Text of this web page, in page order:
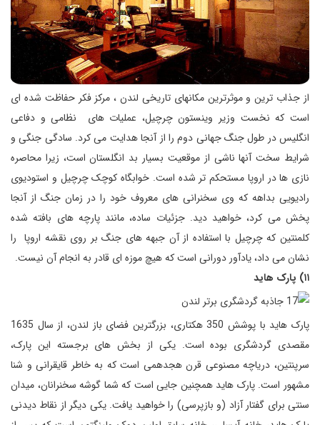
از جذاب ترین و موثرترین مکانهای تاریخی لندن ، مرکز فکر حفاظت شده ای
است که نخست وزیر وینستون چرچیل، عملیات های نظامی و دفاعی
انگلیس در طول جنگ جهانی دوم را از آنجا هدایت می کرد. سادگی جنگی و
شرایط سخت آنها ناشی از موقعیت بسیار بد انگلستان است، زیرا محاصره
نازی ها در اروپا مستحکم تر شده است. خوابگاه کوچک چرچیل و استودیوی
رادیویی بداهه که وی سخنرانی های معروف خود را در زمان جنگ از آنجا
پخش می کرد، خواهید دید. جزئیات ساده، مانند پارچه های بافته شده
کلمنتین که چرچیل با استفاده از آن جبهه های جنگ بر روی نقشه اروپا را
نشان می داد، یادآور دورانی است که هیچ موزه ای قادر به انجام آن نیست.
۱۱) پارک هاید
پارک هاید با پوشش 350 هکتاری، بزرگترین فضای باز لندن، از سال 1635
مقصدی گردشگری بوده است. یکی از بخش های برجسته این پارک،
سرپنتین، دریاچه مصنوعی قرن هجدهمی است که به خاطر قایقرانی و شنا
مشهور است. پارک هاید همچنین جایی است که شما گوشه سخنرانان، میدان
سنتی برای گفتار آزاد (و بازپرسی) را خواهید یافت. یکی دیگر از نقاط دیدنی